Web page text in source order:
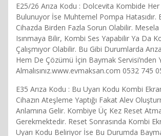
E25/26 Arıza Kodu : Dolcevita Kombide Her
Bulunuyor İse Muhtemel Pompa Hatasıdır.
Cihazda Birden Fazla Sorun Olabilir.
Isınmaya Bilir, Kombi Ses Yapabilir Ya Da
Çalışmıyor Olabilir. Bu Gibi Durumlarda
Hem De Çözümü İçin Baymak Servisi’nden
Almalısınız.www.evmaksan.com 0532 745
E35 Arıza Kodu : Bu Uyarı Kodu Kombi
Cihazın Ateşleme Yaptığı Fakat Alev
Anlamına Gelir. Kombiye Üç Kez Reset
Gerekmektedir. Reset Sonrasında Kombi
Uyarı Kodu Beliriyor İse Bu Durumda